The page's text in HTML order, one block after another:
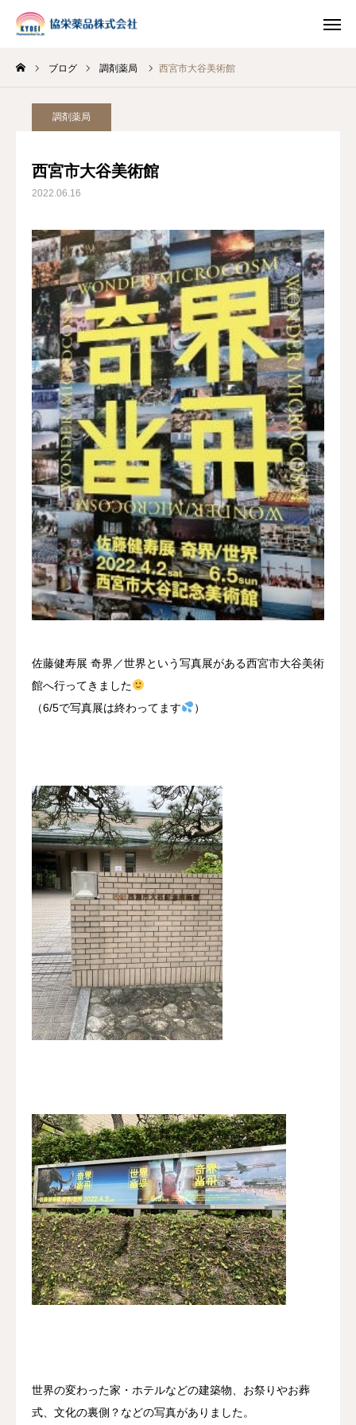
ブログ 調剤薬局 西宮市大谷美術館
調剤薬局
西宮市大谷美術館
2022.06.16
佐藤健寿展 奇界／世界という写真展がある西宮市大谷美術
館へ行ってきました
（6/5で写真展は終わってます
）
世界の変わった家・ホテルなどの建築物、お祭りやお葬
式、文化の裏側？などの写真がありました。
INSTAGRAM
HOME
事業案内
ブログ
お知らせ
採用情報
お問い合わせ